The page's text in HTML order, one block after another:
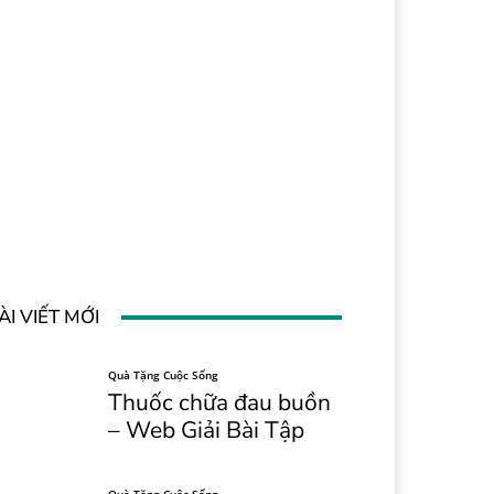
VIẾT MỚI
Quà Tặng Cuộc Sống
Thuốc chữa đau buồn
– Web Giải Bài Tập